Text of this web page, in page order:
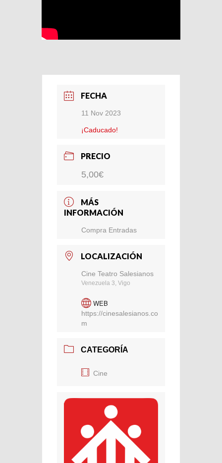
FECHA
11 Nov 2023
¡Caducado!
PRECIO
5,00€
MÁS
INFORMACIÓN
Compra Entradas
LOCALIZACIÓN
Cine Teatro Salesianos
Venezuela 3, Vigo
WEB
https://cinesalesianos.co
m
CATEGORÍA
Cine